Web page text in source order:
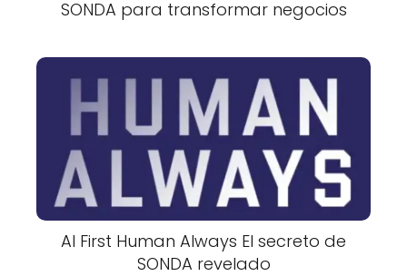
SONDA para transformar negocios
AI First Human Always El secreto de
SONDA revelado